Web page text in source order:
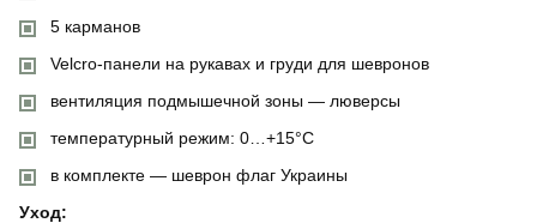
5 карманов
Velcro-панели на рукавах и груди для шевронов
вентиляция подмышечной зоны — люверсы
температурный режим: 0…+15°C
в комплекте — шеврон флаг Украины
Уход: